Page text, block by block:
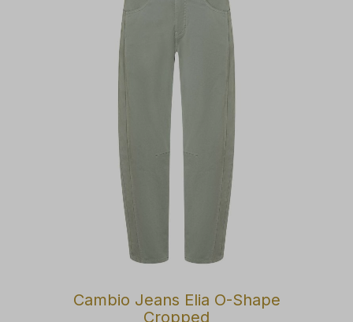
Cambio Jeans Elia O-Shape
Cropped